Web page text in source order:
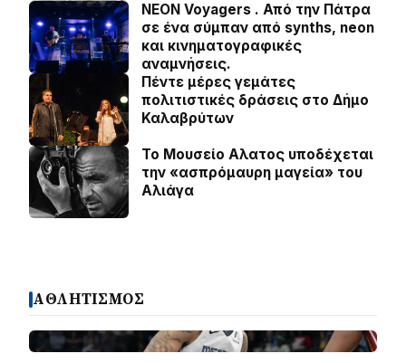
NEON Voyagers . Από την Πάτρα
σε ένα σύμπαν από synths, neon
και κινηματογραφικές
αναμνήσεις.
Πέντε μέρες γεμάτες
πολιτιστικές δράσεις στο Δήμο
Καλαβρύτων
Το Μουσείο Αλατος υποδέχεται
την «ασπρόμαυρη μαγεία» του
Αλιάγα
ΑΘΛΗΤΙΣΜΟΣ